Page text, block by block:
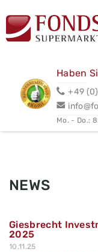
Haben
+49
Mo. - Do.:
NEWS
Giesbrecht
2025
10.11.25